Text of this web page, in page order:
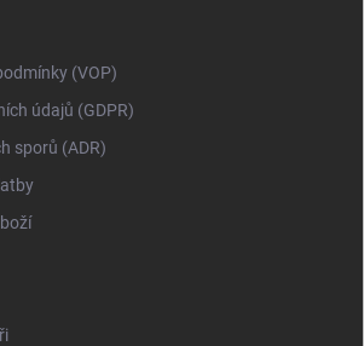
(VOP)
údajů (GDPR)
sporů (ADR)